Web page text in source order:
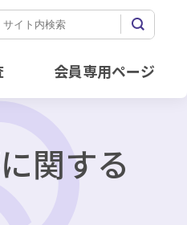
会員専用ページ
関する